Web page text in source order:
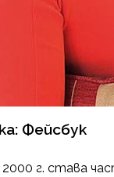
Фейсбук
2000 г. става